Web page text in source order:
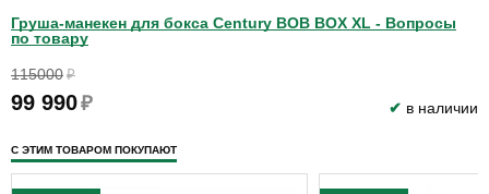
Груша-манекен для бокса Century BOB BOX XL - Вопросы
по товару
115000 ₽
99 990₽ ✔ в наличии
С ЭТИМ ТОВАРОМ ПОКУПАЮТ